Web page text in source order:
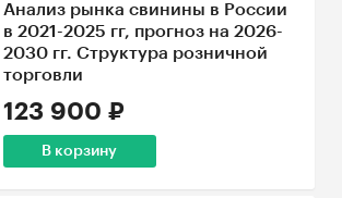
Анализ рынка свинины в России
в 2021-2025 гг, прогноз на 2026-
2030 гг. Структура розничной
торговли
123 900 ₽
В корзину